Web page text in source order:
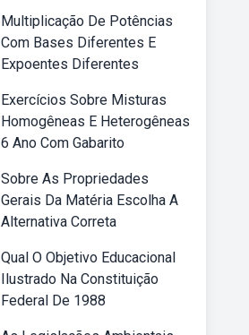
Multiplicação De Potências
Com Bases Diferentes E
Expoentes Diferentes
Exercícios Sobre Misturas
Homogêneas E Heterogêneas
6 Ano Com Gabarito
Sobre As Propriedades
Gerais Da Matéria Escolha A
Alternativa Correta
Qual O Objetivo Educacional
Ilustrado Na Constituição
Federal De 1988